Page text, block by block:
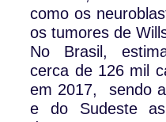
como os
os tumores de
No Brasil,
cerca de 126 mil
em 2017, sendo
e do Sudeste